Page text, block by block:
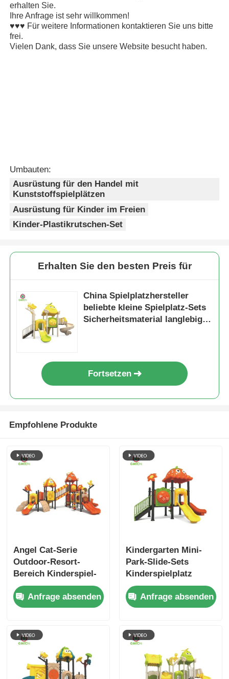
erhalten Sie.
Ihre Anfrage ist sehr willkommen!
♥♥♥ Für weitere Informationen kontaktieren Sie uns bitte
frei.
Vielen Dank, dass Sie unsere Website besucht haben.
Umbauten:
Ausrüstung für den Handel mit
Kunststoffspielplätzen
Ausrüstung für Kinder im Freien
Kinder-Plastikrutschen-Set
Erhalten Sie den besten Preis für
China Spielplatzhersteller
beliebte kleine Spielplatz-Sets
Sicherheitsmaterial langlebige
Fortsetzen
Empfohlene Produkte
Angel Cat-Serie
Outdoor-Resort-
Bereich Kinderspiel-
Sets Outdoor-
Spielplatz
Kinderspielzeug
Rutschen zum
Verkauf
Anfrage absenden
Kindergarten Mini-
Park-Slide-Sets
Kinderspielplatz
Freude im Freien
Spielausrüstung
Sicherheitsmaterial
Anfrage absenden